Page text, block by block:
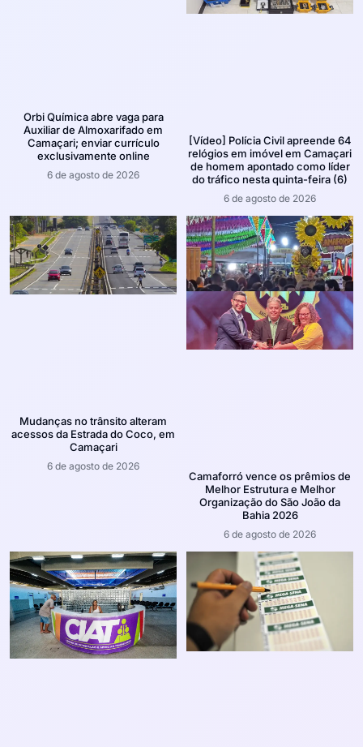
Orbi Química abre vaga para
Auxiliar de Almoxarifado em
Camaçari; enviar currículo
exclusivamente online
6 de agosto de 2026
[Vídeo] Polícia Civil apreende 64
relógios em imóvel em Camaçari
de homem apontado como líder
do tráfico nesta quinta-feira (6)
6 de agosto de 2026
Mudanças no trânsito alteram
acessos da Estrada do Coco, em
Camaçari
6 de agosto de 2026
Camaforró vence os prêmios de
Melhor Estrutura e Melhor
Organização do São João da
Bahia 2026
6 de agosto de 2026